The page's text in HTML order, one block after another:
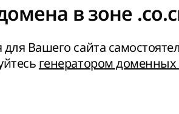
в зоне
Вашего сайта
генератором